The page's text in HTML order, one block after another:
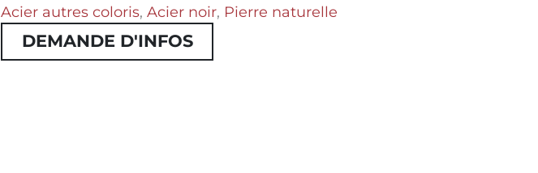
Acier autres coloris, Acier noir, Pierre naturelle
DEMANDE D'INFOS